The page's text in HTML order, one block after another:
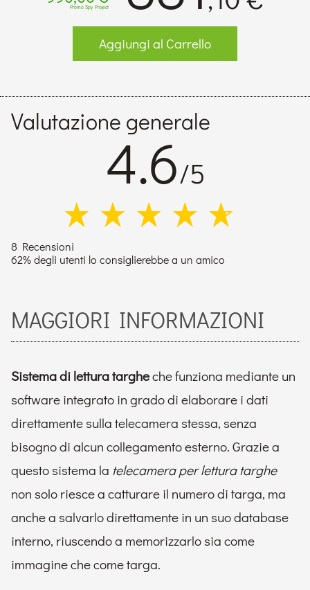
Promo Spy Project
Aggiungi al Carrello
Valutazione generale
4.6/5
8 Recensioni
62% degli utenti lo consiglierebbe a un amico
MAGGIORI INFORMAZIONI
Sistema di lettura targheche funziona mediante un
software integrato in grado di elaborare i dati
direttamente sulla telecamera stessa, senza
bisogno di alcun collegamento esterno. Grazie a
questo sistema la telecamera per lettura targhe
non solo riesce a catturare il numero di targa, ma
anche a salvarlo direttamente in un suo database
interno, riuscendo a memorizzarlo sia come
immagine che come targa.